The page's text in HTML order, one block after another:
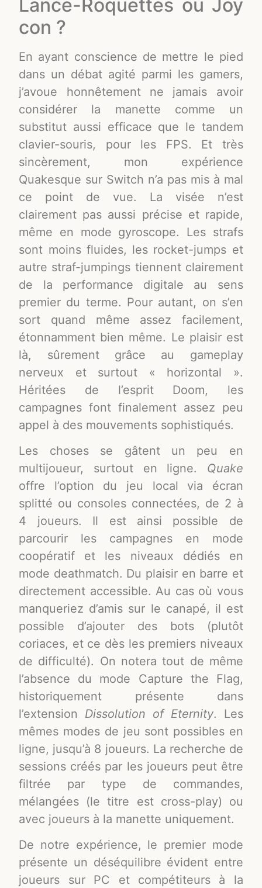
Lance-Roquettes ou Joy
con ?
En ayant conscience de mettre le pied
dans un débat agité parmi les gamers,
j’avoue honnêtement ne jamais avoir
considérer la manette comme un
substitut aussi efficace que le tandem
clavier-souris, pour les FPS. Et très
sincèrement, mon expérience
Quakesque sur Switch n’a pas mis à mal
ce point de vue. La visée n’est
clairement pas aussi précise et rapide,
même en mode gyroscope. Les strafs
sont moins fluides, les rocket-jumps et
autre straf-jumpings tiennent clairement
de la performance digitale au sens
premier du terme. Pour autant, on s’en
sort quand même assez facilement,
étonnamment bien même. Le plaisir est
là, sûrement grâce au gameplay
nerveux et surtout « horizontal ».
Héritées de l’esprit Doom, les
campagnes font finalement assez peu
appel à des mouvements sophistiqués.
Les choses se gâtent un peu en
multijoueur, surtout en ligne. Quake
offre l’option du jeu local via écran
splitté ou consoles connectées, de 2 à
4 joueurs. Il est ainsi possible de
parcourir les campagnes en mode
coopératif et les niveaux dédiés en
mode deathmatch. Du plaisir en barre et
directement accessible. Au cas où vous
manqueriez d’amis sur le canapé, il est
possible d’ajouter des bots (plutôt
coriaces, et ce dès les premiers niveaux
de difficulté). On notera tout de même
l’absence du mode Capture the Flag,
historiquement présente dans
l’extension Dissolution of Eternity. Les
mêmes modes de jeu sont possibles en
ligne, jusqu’à 8 joueurs. La recherche de
sessions créés par les joueurs peut être
filtrée par type de commandes,
mélangées (le titre est cross-play) ou
avec joueurs à la manette uniquement.
De notre expérience, le premier mode
présente un déséquilibre évident entre
joueurs sur PC et compétiteurs à la